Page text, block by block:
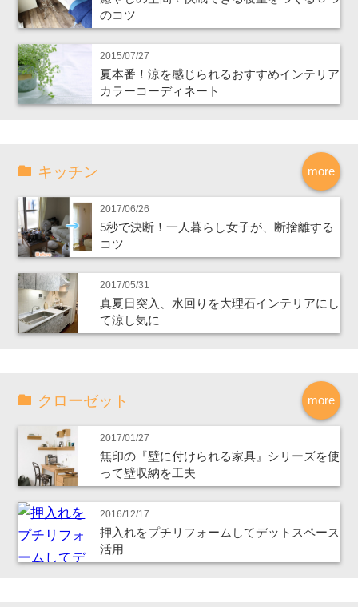
のコツ
2015/07/27
夏本番！涼を感じられるおすすめインテリア
カラーコーディネート
more
キッチン
2017/06/26
5秒で決断！一人暮らし女子が、断捨離する
コツ
2017/05/31
真夏日突入、水回りを大理石インテリアにし
て涼し気に
more
クローゼット
2017/01/27
無印の『壁に付けられる家具』シリーズを使
って壁収納を工夫
2016/12/17
押入れをプチリフォームしてデットスペース
活用